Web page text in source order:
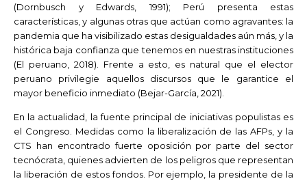
(Dornbusch y Edwards, 1991); Perú presenta estas
características, y algunas otras que actúan como agravantes: la
pandemia que ha visibilizado estas desigualdades aún más, y la
histórica baja confianza que tenemos en nuestras instituciones
(El peruano, 2018). Frente a esto, es natural que el elector
peruano privilegie aquellos discursos que le garantice el
mayor beneficio inmediato (Bejar-García, 2021).
En la actualidad, la fuente principal de iniciativas populistas es
el Congreso. Medidas como la liberalización de las AFPs, y la
CTS han encontrado fuerte oposición por parte del sector
tecnócrata, quienes advierten de los peligros que representan
la liberación de estos fondos. Por ejemplo, la presidente de la